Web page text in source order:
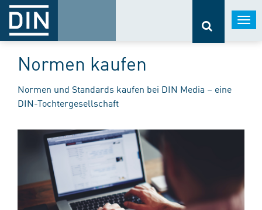
Normen kaufen
Normen und Standards kaufen bei DIN Media – eine
DIN-Tochtergesellschaft